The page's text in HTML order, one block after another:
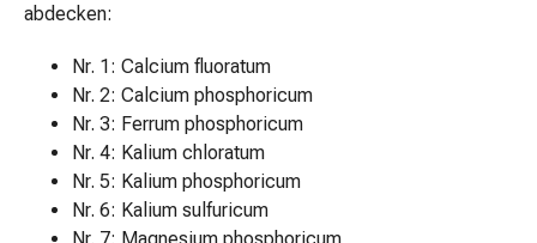
Kräutertee
Instantgetränke
Pflanzlicher
Milchersatz
Kaffee
&
Tee
abdecken:
Nr. 1: Calcium fluoratum
Nr. 2: Calcium phosphoricum
Nr. 3: Ferrum phosphoricum
Nr. 4: Kalium chloratum
Nr. 5: Kalium phosphoricum
Nr. 6: Kalium sulfuricum